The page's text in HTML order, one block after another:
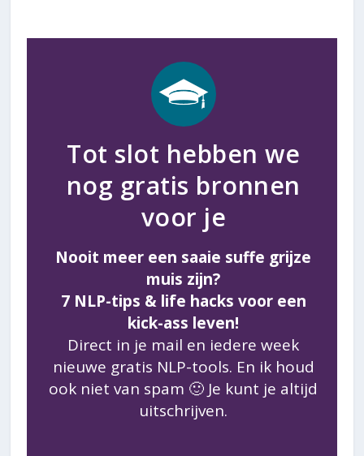
Tot slot hebben we
nog gratis bronnen
voor je
Nooit meer een saaie suffe grijze
muis zijn?
7 NLP-tips & life hacks voor een
kick-ass leven!
Direct in je mail en iedere week
nieuwe gratis NLP-tools. En ik houd
ook niet van spam 🙂 Je kunt je altijd
uitschrijven.